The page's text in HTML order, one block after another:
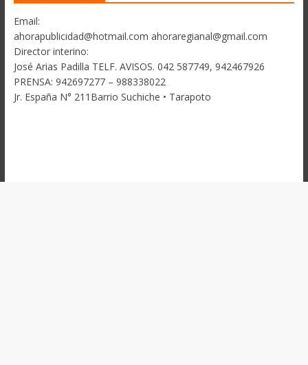
Email:
ahorapublicidad@hotmail.com ahoraregianal@gmail.com
Director interino:
José Arias Padilla TELF. AVISOS. 042 587749, 942467926
PRENSA: 942697277 – 988338022
Jr. España N° 211Barrio Suchiche • Tarapoto